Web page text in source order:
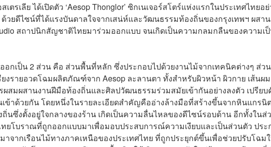
รเลีย ได้เปิดตัว ‘Aesop Thonglor’ ซิกเนเจอร์สโตร์แห่งแรกในประเทศไทยอย่
วยดีไซน์ที่ได้แรงบันดาลใจจากเสน่ห์และวัฒนธรรมท้องถิ่นของกรุงเทพฯ ผสา
สถาปนิกสัญชาติไทยมาร่วมออกแบบ จนเกิดเป็นความกลมกลืนของความเ
อกเป็น 2 ส่วน คือ ส่วนพื้นที่หลัก ซึ่งประกอบไปด้วยงานไม้จากเทคนิคต่างๆ ส่ว
งรายอวดโฉมผลิตภัณฑ์จาก Aesop ละลานตา ทั้งสำหรับผิวหน้า ผิวกาย เส้นผม
สมผสานงานฝีมือท้องถิ่นและศิลปวัฒนธรรมร่วมสมัยเข้ากันอย่างลงตัว เปรียบ
าด้วยกัน โดยหนึ่งในรายละเอียดสำคัญคืออ่างล้างมือที่สร้างขึ้นจากหินแกรนิ
นซึ่งตั้งอยู่ใจกลางของร้าน เกิดเป็นความลื่นไหลของดีไซน์รอบด้าน อีกทั้งในส่
ยโบราณที่ถูกออกแบบมาเพื่อมอบประสบการณ์ความเงียบและเป็นส่วนตัว ประ
าจากเรือนไม้ทางภาคเหนือของประเทศไทย ที่ถูกประยุกต์ขึ้นเพื่อช่วยปรับโฉม